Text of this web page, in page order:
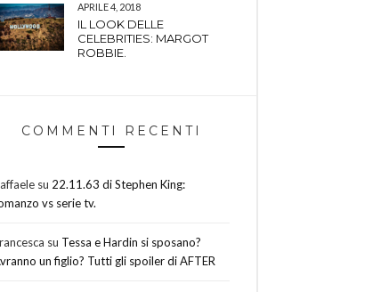
APRILE 4, 2018
IL LOOK DELLE
CELEBRITIES: MARGOT
ROBBIE.
COMMENTI RECENTI
su 22.11.63 di Stephen King:
vs serie tv.
su Tessa e Hardin si sposano?
un figlio? Tutti gli spoiler di AFTER